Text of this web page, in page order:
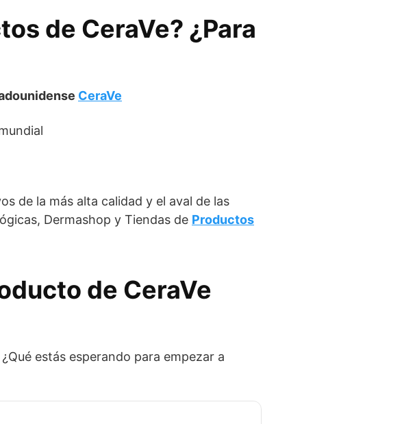
de CeraVe? ¿Para
CeraVe
de la más alta calidad y el aval de las
Dermashop y Tiendas de Productos
de CeraVe
estás esperando para empezar a